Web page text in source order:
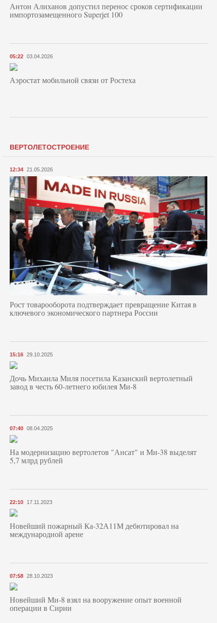
Антон Алиханов допустил перенос сроков сертификации
импортозамещенного Superjet 100
05:22 03.04.2026
Аэростат мобильной связи от Ростеха
ВЕРТОЛЕТОСТРОЕНИЕ
12:34 21.05.2026
Рост товарооборота подтверждает превращение Китая в
ключевого экономического партнера России
15:16 29.10.2025
Дочь Михаила Миля посетила Казанский вертолетный
завод в честь 60-летнего юбилея Ми-8
07:40 08.04.2025
На модернизацию вертолетов "Ансат" и Ми-38 выделят
5,7 млрд рублей
22:10 17.11.2023
Новейший пожарный Ка-32А11М дебютировал на
международной арене
07:58 28.10.2023
Новейший Ми-8 взял на вооружение опыт военной
операции в Сирии